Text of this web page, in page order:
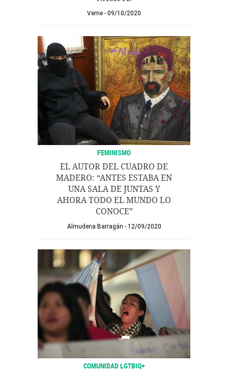
Verne 09/10/2020
FEMINISMO
EL AUTOR DEL CUADRO DE
MADERO: “ANTES ESTABA EN
UNA SALA DE JUNTAS Y
AHORA TODO EL MUNDO LO
CONOCE”
Almudena Barragán 12/09/2020
COMUNIDAD LGTBIQ+